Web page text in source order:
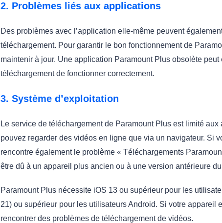
2. Problèmes liés aux applications
Des problèmes avec l’application elle-même peuvent
téléchargement. Pour garantir le bon fonctionnement de
maintenir à jour. Une application Paramount Plus obsolète
téléchargement de fonctionner correctement.
3. Système d’exploitation
Le service de téléchargement de Paramount Plus est limité
pouvez regarder des vidéos en ligne que via un navigateur. Si
rencontre également le problème « Téléchargements
être dû à un appareil plus ancien ou à une version antérieure
Paramount Plus nécessite iOS 13 ou supérieur pour les
21) ou supérieur pour les utilisateurs Android. Si votre appareil
rencontrer des problèmes de téléchargement de vidéos.